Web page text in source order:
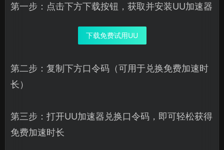
第一步：点击下方下载按钮，获取并安装UU加速器
下载免费试用UU
第二步：复制下方口令码（可用于兑换免费加速时
长）
第三步：打开UU加速器兑换口令码，即可轻松获得
免费加速时长